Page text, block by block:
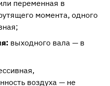
переменная в
момента, одного
выходного вала — в
воздуха — не